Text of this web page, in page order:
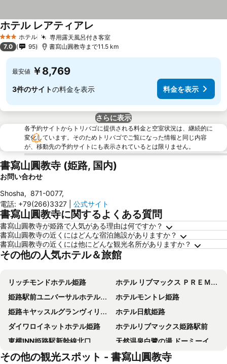
3 ホテルのランク
ホテル 専用露天風呂付き客室
ホテル レアティアレ
7.0 95 書寫山圓教寺まで11.5 km
最安値 ￥8,769
3件のサイトの料金を表示 料金を表示
さらに表示
各予約サイトからトリバゴに提供される料金と空室状況は、継続的に
変化しています。そのためトリバゴでご覧になった情報と同じ内容
が、移動先の予約サイトにも表示されているとは限りません。
書寫山圓教寺 (姫路, 国内)
お問い合わせ
Shosha, 871-0077,
電話: +79(266)3327 公式サイト
書寫山圓教寺に関するよくある質問
書寫山圓教寺が姫路で人気がある理由は何ですか？
書寫山圓教寺の近くにはどんな宿泊施設がありますか？
書寫山圓教寺の近くには他にどんな観光名所がありますか？
その他の人気ホテル＆旅館
リッチモンドホテル姫路
ホテル リブマックス ＰＲＥＭＩＵＭ姫路駅南
姫路駅前ユニバーサルホテル南口
ホテルモントレ姫路
姫路キヤッスルグランヴィリオホテル –ルートインホテルズ–
ホテル日航姫路
ダイワロイネットホテル姫路
ホテルリブマックス姫路駅前
東横INN姫路駅新幹線北口
天然温泉白鷺の湯 ドーミーイン姫路
ホテルウィングインターナショナル姫路
ホテルリブマックス姫路市役所前
その他の観光スポット - 書寫山圓教寺